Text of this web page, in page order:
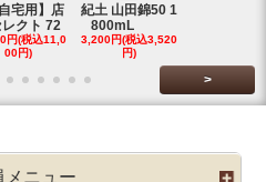
自宅用】店
クト 72
円(税込11,0
00円)
紀土 山田錦50 1
800mL
3,200円(税込3,520
円)
>
メニュー